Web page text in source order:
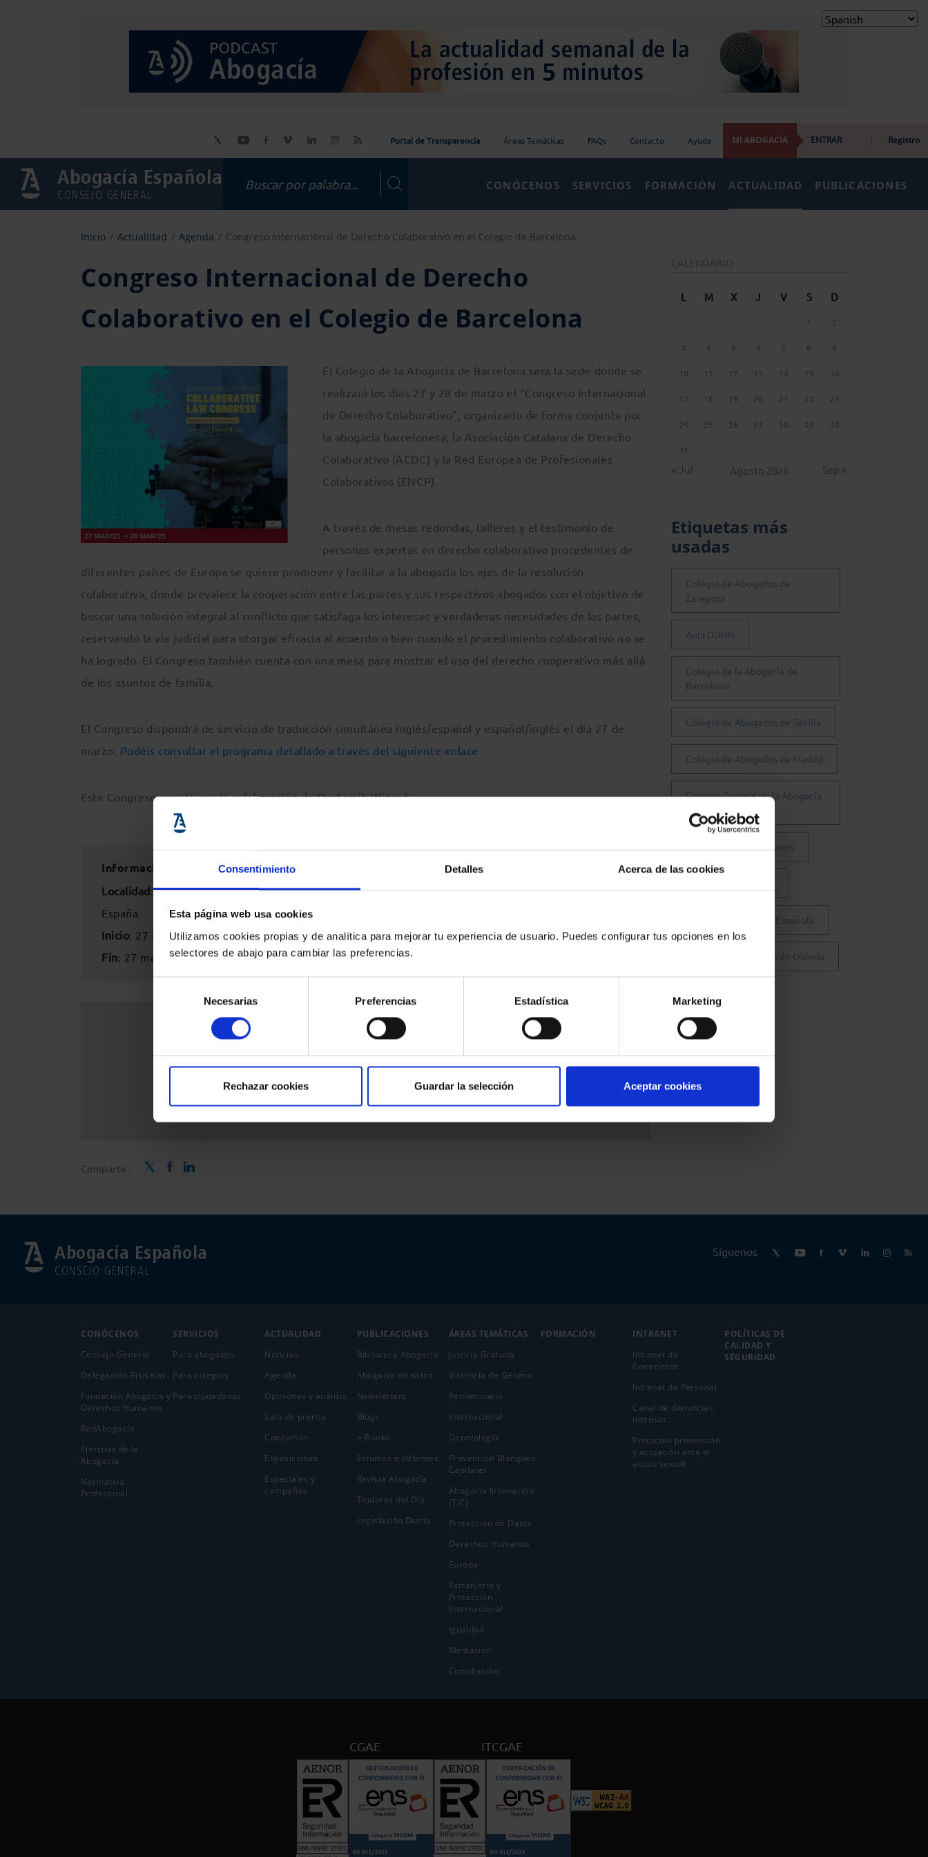
Consentimiento Detalles Acerca de las cookies
Esta página web usa cookies
Utilizamos cookies propias y de analítica para mejorar tu experiencia de usuario. Puedes configurar tus opciones en los
selectores de abajo para cambiar las preferencias.
consentimiento
Necesarias Preferencias Estadística Marketing
Rechazar cookies Guardar la selección Aceptar cookies
Portal de Transparencia Áreas Temáticas FAQs Contacto Ayuda MI ABOGACÍA ENTRAR | Registro
Abogacía Española
CONSEJO GENERAL
CONÓCENOS SERVICIOS FORMACIÓN ACTUALIDAD PUBLICACIONES
Inicio Actualidad Agenda Congreso Internacional de Derecho Colaborativo en el Colegio de Barcelona
Congreso Internacional de Derecho
Colaborativo en el Colegio de Barcelona
El Colegio de la Abogacía de Barcelona será la sede donde se
realizará los días 27 y 28 de marzo el “Congreso Internacional
de Derecho Colaborativo”, organizado de forma conjunta por
la abogacía barcelonesa; la Asociación Catalana de Derecho
Colaborativo (ACDC) y la Red Europea de Profesionales
Colaborativos (ENCP).
A través de mesas redondas, talleres y el testimonio de
personas expertas en derecho colaborativo procedentes de
diferentes países de Europa se quiere promover y facilitar a la abogacía los ejes de la resolución
colaborativa, donde prevalece la cooperación entre las partes y sus respectivos abogados con el objetivo de
buscar una solución integral al conflicto que satisfaga los intereses y verdaderas necesidades de las partes,
reservando la vía judicial para otorgar eficacia al acuerdo o bien cuando el procedimiento colaborativo no se
ha logrado. El Congreso también cuenta con una mesa para mostrar el uso del derecho cooperativo más allá
de los asuntos de familia.
El Congreso dispondrá de servicio de traducción simultánea inglés/español y español/inglés el día 27 de
marzo. Podéis consultar el programa detallado a través del siguiente enlace
Este Congreso cuenta con la colaboración de OurFamilyWizard.
Información del evento
Localidad:Colegio de la Abogacía de Barcelona- c/ Mallorca, 283, Barcelona, Barcelona, 08037,
España
Inicio: 27 marzo 2025 - 9:30h
Fin: 27 marzo 2025 - 12:30h
Comparte:
CALENDARIO
Agosto 2026
L M X J V S D
1 2
3 4 5 6 7 8 9
10 11 12 13 14 15 16
17 18 19 20 21 22 23
24 25 26 27 28 29 30
31
« Jul Sep »
Etiquetas más
usadas
Colegio de Abogados de
Zaragoza
Aula DDHH
Colegio de la Abogacía de
Barcelona
Colegio de Abogados de Sevilla
Colegio de Abogados de Madrid
Consejo General de la Abogacía
Española
Conferencia de los Lunes
Fundación Abogacía Española
Colegio de Abogados de Oviedo
Abogacía Española
CONSEJO GENERAL
Síguenos
CONÓCENOS
Consejo General
Delegación Bruselas
Fundación Abogacía y
Derechos Humanos
RedAbogacía
Ejercicio de la
Abogací­a
Normativa
Profesional
SERVICIOS
Para abogados
Para colegios
Para ciudadanos
ACTUALIDAD
Noticias
Agenda
Opiniones y análisis
Sala de prensa
Concursos
Exposiciones
Especiales y
campañas
PUBLICACIONES
Biblioteca Abogacía
Abogacía en datos
Newsletters
Blogs
e-Books
Estudios e Informes
Revista Abogacía
Titulares del Día
Legislación Diaria
ÁREAS TEMÁTICAS
Justicia Gratuita
Violencia de Género
Penitenciario
Internacional
Deontología
Prevención Blanqueo
Capitales
Abogacía Innovación
(TIC)
Protección de Datos
Derechos Humanos
Europa
Extranjería y
Protección
Internacional
Igualdad
Mediación
Conciliación
FORMACIÓN
INTRANET
Intranet de
Consejeros
Intranet de Personal
Canal de denuncias
internas
Protocolo prevención
y actuación ante el
acoso sexual
POLÍTICAS DE
CALIDAD Y
SEGURIDAD
CGAE ITCGAE